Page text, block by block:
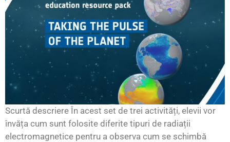
Scurtă descriere În acest set de trei activități, elevii vor
învăța cum sunt folosite diferite tipuri de radiații
electromagnetice pentru a observa cum se schimbă